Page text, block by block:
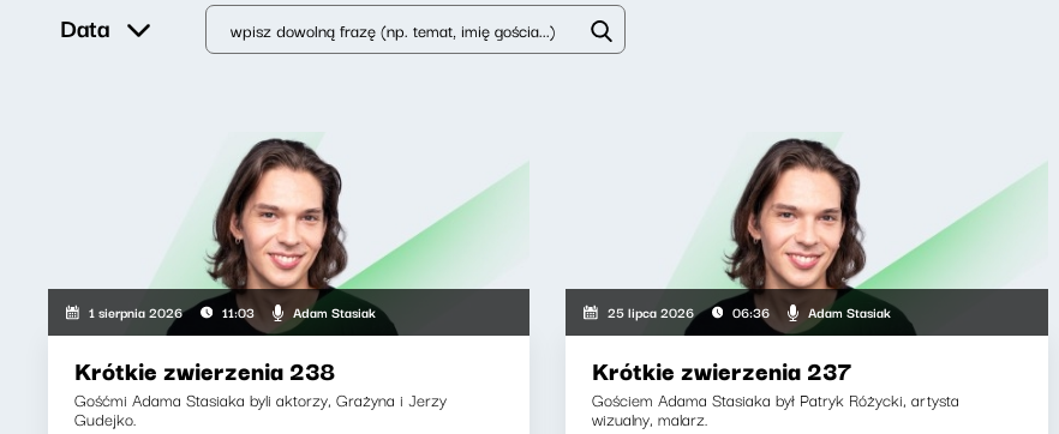
Data
1 sierpnia 2026 11:03 Adam Stasiak
Krótkie zwierzenia 238
Gośćmi Adama Stasiaka byli aktorzy, Grażyna i Jerzy
Gudejko.
25 lipca 2026 06:36 Adam Stasiak
Krótkie zwierzenia 237
Gościem Adama Stasiaka był Patryk Różycki, artysta
wizualny, malarz.